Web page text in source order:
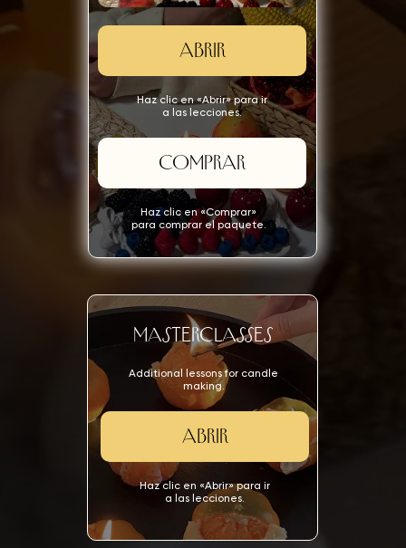
Masterclasses
Additional lessons for candle
making.
Haz clic en «Abrir» para ir
a las lecciones.
ABRIR
ABRIR
COMPRAR
Haz clic en «Abrir» para ir
a las lecciones.
Haz clic en «Comprar»
para comprar el paquete.